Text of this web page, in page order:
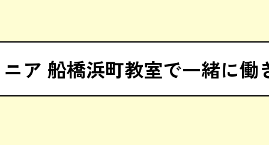
ア 船橋浜町教室で一緒に働